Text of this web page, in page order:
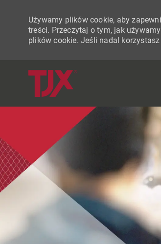
Używamy plików cookie, aby
treści. Przeczytaj o tym, jak
plików cookie. Jeśli nadal